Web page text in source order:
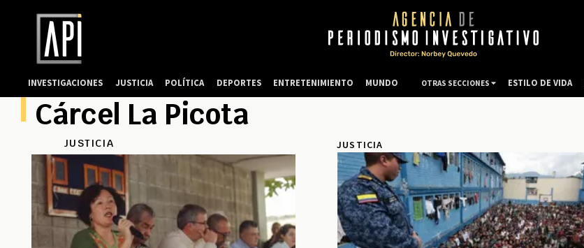
Cárcel La Picota
JUSTICIA JUSTICIA
INVESTIGACIONES JUSTICIA POLÍTICA DEPORTES ENTRETENIMIENTO MUNDO OTRAS SECCIONES ESTILO DE VIDA